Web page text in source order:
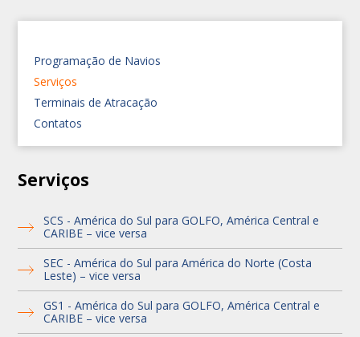
Programação de Navios
Serviços
Terminais de Atracação
Contatos
Serviços
SCS - América do Sul para GOLFO, América Central e
CARIBE – vice versa
SEC - América do Sul para América do Norte (Costa
Leste) – vice versa
GS1 - América do Sul para GOLFO, América Central e
CARIBE – vice versa